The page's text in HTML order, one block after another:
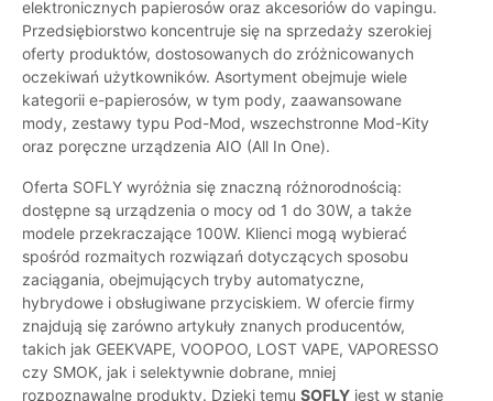
elektronicznych papierosów oraz akcesoriów do vapingu.
Przedsiębiorstwo koncentruje się na sprzedaży szerokiej
oferty produktów, dostosowanych do zróżnicowanych
oczekiwań użytkowników. Asortyment obejmuje wiele
kategorii e-papierosów, w tym pody, zaawansowane
mody, zestawy typu Pod-Mod, wszechstronne Mod-Kity
oraz poręczne urządzenia AIO (All In One).
Oferta SOFLY wyróżnia się znaczną różnorodnością:
dostępne są urządzenia o mocy od 1 do 30W, a także
modele przekraczające 100W. Klienci mogą wybierać
spośród rozmaitych rozwiązań dotyczących sposobu
zaciągania, obejmujących tryby automatyczne,
hybrydowe i obsługiwane przyciskiem. W ofercie firmy
znajdują się zarówno artykuły znanych producentów,
takich jak GEEKVAPE, VOOPOO, LOST VAPE, VAPORESSO
czy SMOK, jak i selektywnie dobrane, mniej
rozpoznawalne produkty. Dzięki temu SOFLY jest w stanie